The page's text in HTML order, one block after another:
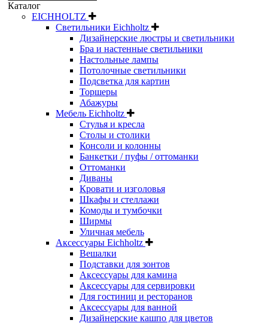
Каталог
EICHHOLTZ
Светильники Eichholtz
Дизайнерские люстры и светильники
Бра и настенные светильники
Настольные лампы
Потолочные светильники
Подсветка для картин
Торшеры
Абажуры
Мебель Eichholtz
Стулья и кресла
Столы и столики
Консоли и колонны
Банкетки / пуфы / оттоманки
Оттоманки
Диваны
Кровати и изголовья
Шкафы и стеллажи
Комоды и тумбочки
Ширмы
Уличная мебель
Аксессуары Eichholtz
Вешалки
Подставки для зонтов
Аксессуары для камина
Аксессуары для сервировки
Для гостиниц и ресторанов
Аксессуары для ванной
Дизайнерские кашпо для цветов